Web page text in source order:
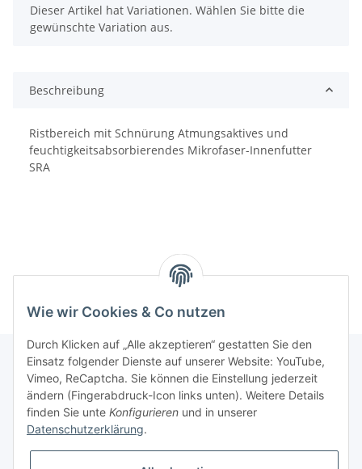
x
Dieser Artikel hat Variationen. Wählen Sie bitte die
gewünschte Variation aus.
Beschreibung
Ristbereich mit Schnürung Atmungsaktives und
feuchtigkeitsabsorbierendes Mikrofaser-Innenfutter
SRA
Informationen
Gesetzliche Informationen
Wie wir Cookies & Co nutzen
Durch Klicken auf „Alle akzeptieren“ gestatten Sie den
Einsatz folgender Dienste auf unserer Website: YouTube,
Vimeo, ReCaptcha. Sie können die Einstellung jederzeit
ändern (Fingerabdruck-Icon links unten). Weitere Details
finden Sie unte Konfigurieren und in unserer
Datenschutzerklärung.